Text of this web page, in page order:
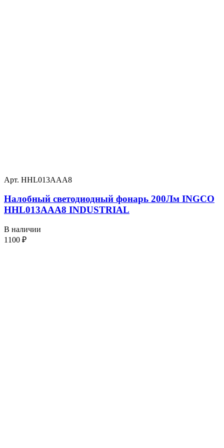
Арт. HHL013AAA8
Налобный светодиодный фонарь 200Лм INGCO
HHL013AAA8 INDUSTRIAL
В наличии
1100 ₽